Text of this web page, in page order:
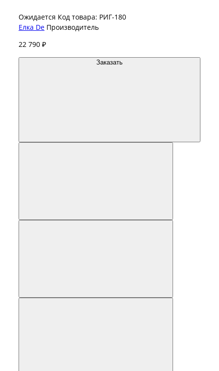
Ожидается Код товара: РИГ-180
Елка De Производитель
22 790 ₽
Заказать